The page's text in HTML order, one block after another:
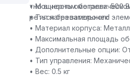
тно в черном
реться без заморочек!
• Мощность обогрева: 500
• Тип нагревательного
• Материал корпуса: Металл
• Максимальная площадь
• Дополнительные опции:
• Тип управления:
• Вес: 0.5 кг